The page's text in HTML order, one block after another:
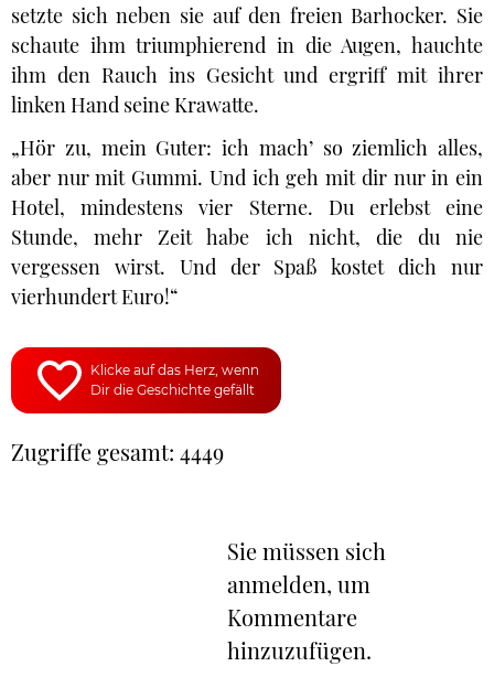
setzte sich neben sie auf den freien Barhocker. Sie
schaute ihm triumphierend in die Augen, hauchte
ihm den Rauch ins Gesicht und ergriff mit ihrer
linken Hand seine Krawatte.
„Hör zu, mein Guter: ich mach’ so ziemlich alles,
aber nur mit Gummi. Und ich geh mit dir nur in ein
Hotel, mindestens vier Sterne. Du erlebst eine
Stunde, mehr Zeit habe ich nicht, die du nie
vergessen wirst. Und der Spaß kostet dich nur
vierhundert Euro!“
Klicke auf das Herz, wenn
Dir die Geschichte gefällt
Zugriffe gesamt: 4449
Sie müssen sich
anmelden, um
Kommentare
hinzuzufügen.